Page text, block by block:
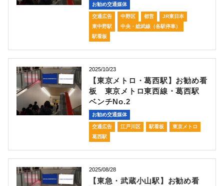
お勧め交通媒体
交通広告 中野区 都営
JR東日本
東中野駅
中央・総武線（各駅停車）
駅看板
2025/10/23
【東京メトロ・葛西駅】お勧め看
板 東京メトロ東西線・葛西駅
ベンチNo.2
お勧め交通媒体
交通広告 江戸川区 駅看板
東京メトロ
葛西駅
2025/08/28
【東急・武蔵小山駅】お勧め看